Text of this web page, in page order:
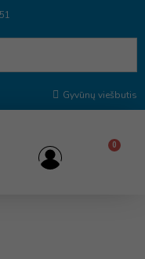
Gyvūnų viešbutis
0